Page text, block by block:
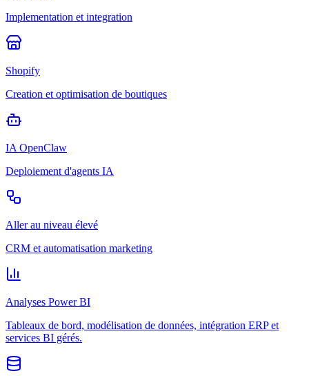
Implementation et integration
Shopify
Creation et optimisation de boutiques
IA OpenClaw
Deploiement d'agents IA
Aller au niveau élevé
CRM et automatisation marketing
Analyses Power BI
Tableaux de bord, modélisation de données, intégration ERP et
services BI gérés.